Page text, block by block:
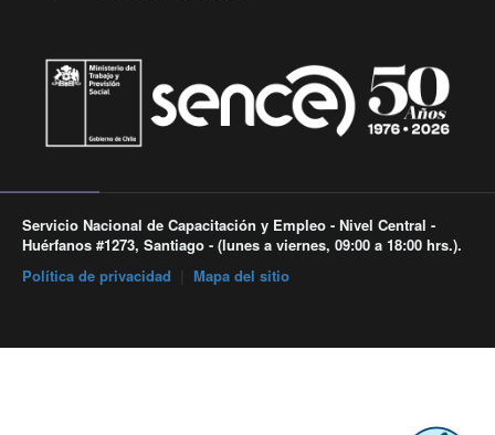
Servicio Nacional de Capacitación y Empleo - Nivel Central -
Huérfanos #1273, Santiago - (lunes a viernes, 09:00 a 18:00 hrs.).
Política de privacidad
Mapa del sitio